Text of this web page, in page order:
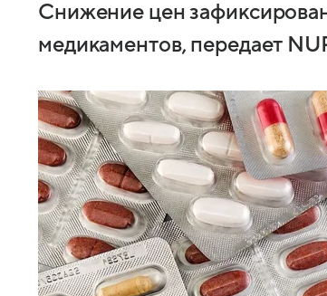
Снижение цен
медикаментов, передает